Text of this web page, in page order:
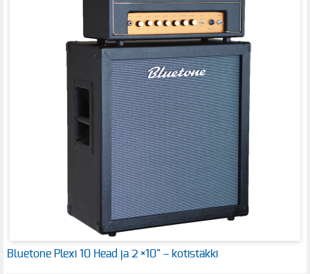
Bluetone Plexi 10 Head ja 2 ×10" – kotistäkki